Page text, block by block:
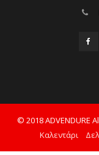
© 2018 ADVENDURE
Καλεντάρι